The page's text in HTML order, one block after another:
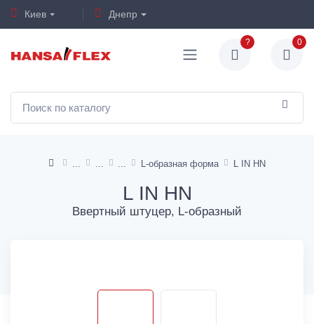
Киев Днепр
? 0
L-образная форма L IN HN
L IN HN
Ввертный штуцер, L-образный